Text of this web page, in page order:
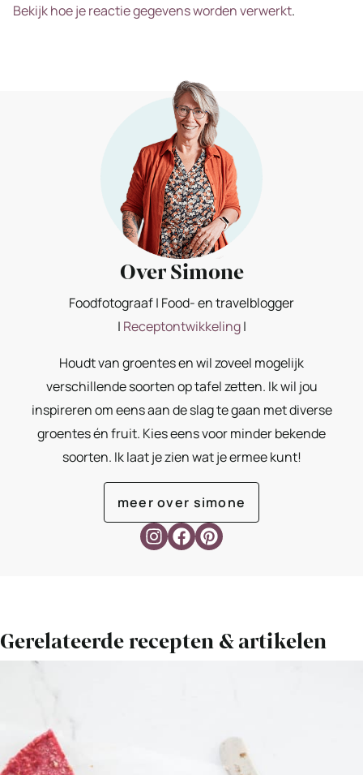
Bekijk hoe je reactie gegevens worden verwerkt.
Over Simone
Foodfotograaf | Food- en travelblogger
| Receptontwikkeling|
Houdt van groentes en wil zoveel mogelijk
verschillende soorten op tafel zetten. Ik wil jou
inspireren om eens aan de slag te gaan met diverse
groentes én fruit. Kies eens voor minder bekende
soorten. Ik laat je zien wat je ermee kunt!
meer over simone
Gerelateerde recepten & artikelen
frambozen